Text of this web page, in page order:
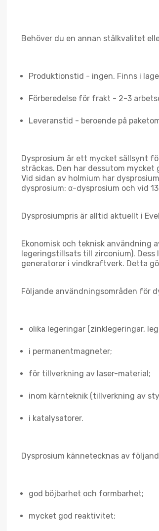
Behöver du en annan stålkvalitet
Produktionstid - ingen. Finns i
Förberedelse för frakt - 2-3
Leveranstid - beroende på
Dysprosium är ett mycket sällsynt
sträckas. Den har dessutom
Vid sidan av holmium har
dysprosium: α-dysprosium och vid
Dysprosiumpris är alltid aktuellt i
Ekonomisk och teknisk användning
legeringstillsats till zirconium). Dess
generatorer i vindkraftverk. Detta
Följande användningsområden för
olika legeringar (zinklegeringar,
i permanentmagneter;
för tillverkning av laser-material;
inom kärnteknik (tillverkning av
i katalysatorer.
Dysprosium kännetecknas av
god böjbarhet och formbarhet;
mycket god reaktivitet;